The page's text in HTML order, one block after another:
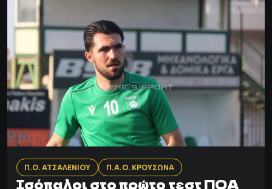
Π.Ο. ΑΤΣΑΛΕΝΙΟΥ Π.Α.Ο. ΚΡΟΥΣΩΝΑ
Ισόπαλοι στο πρώτο τεστ ΠΟΑ